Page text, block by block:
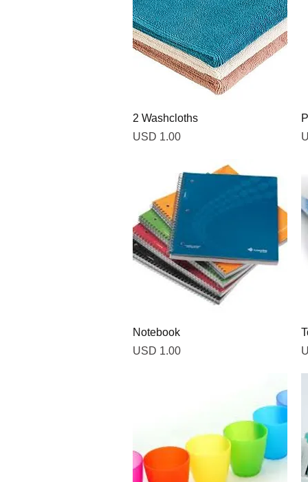
Vista rápida
2 Washcloths
Precio
USD 1.00
Notebook
Precio
USD 1.00